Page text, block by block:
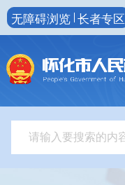
无障碍浏览 长者专区